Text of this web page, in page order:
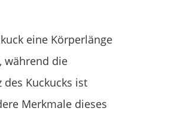
eine Körperlänge
während die
Kuckucks ist
Merkmale dieses